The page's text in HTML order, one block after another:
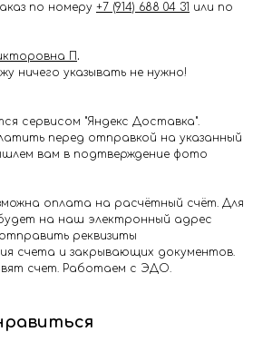
по номеру +7 (914) 688 04 31 или по
П .
ничего указывать не нужно!
сервисом "Яндекс Доставка".
перед отправкой на указанный
вам в подтверждение фото
оплата на расчётный счёт. Для
на наш электронный адрес
отправить реквизиты
счета и закрывающих документов.
счет. Работаем с ЭДО.